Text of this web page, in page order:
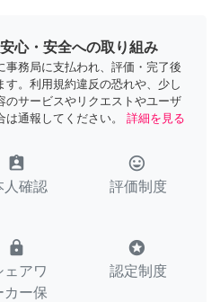
心・安全への取り組み
事務局に支払われ、評価・完了後
す。利用規約違反の恐れや、少し
のサービスやリクエストやユーザ
は通報してください。
詳細を見る
assignment_ind
人確認
tag_faces
評価制度
lock
ェアワ
カー保
stars
認定制度